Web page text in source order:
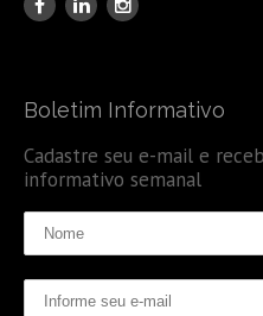
Boletim Informativo
Cadastre seu e-mail e
informativo semanal